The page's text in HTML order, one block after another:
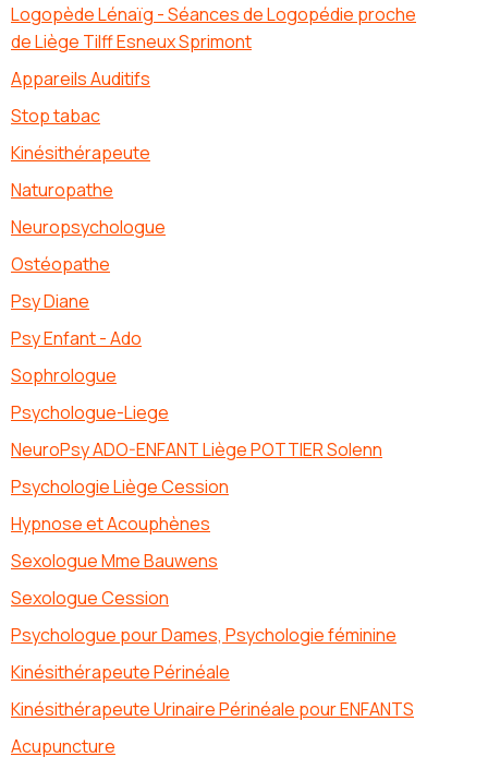
Logopède Lénaïg - Séances de Logopédie proche
de Liège Tilff Esneux Sprimont
Appareils Auditifs
Stop tabac
Kinésithérapeute
Naturopathe
Neuropsychologue
Ostéopathe
Psy Diane
Psy Enfant - Ado
Sophrologue
Psychologue-Liege
NeuroPsy ADO-ENFANT Liège POTTIER Solenn
Psychologie Liège Cession
Hypnose et Acouphènes
Sexologue Mme Bauwens
Sexologue Cession
Psychologue pour Dames, Psychologie féminine
Kinésithérapeute Périnéale
Kinésithérapeute Urinaire Périnéale pour ENFANTS
Acupuncture